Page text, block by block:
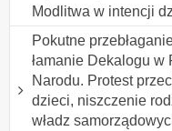
Modlitwa w intencji
Pokutne
łamanie Dekalogu
Narodu. Protest
dzieci, niszczenie
władz